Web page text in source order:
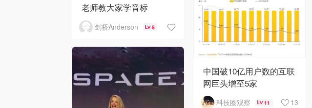
老师教大家学音标
剑桥Anderson 5
中国破10亿用户数的互联
网巨头增至5家
科技圈观察 11 13